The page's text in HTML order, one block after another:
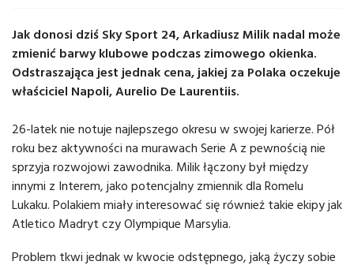
Jak donosi dziś Sky Sport 24, Arkadiusz Milik nadal może
zmienić barwy klubowe podczas zimowego okienka.
Odstraszająca jest jednak cena, jakiej za Polaka oczekuje
właściciel Napoli, Aurelio De Laurentiis.
26-latek nie notuje najlepszego okresu w swojej karierze. Pół
roku bez aktywności na murawach Serie A z pewnością nie
sprzyja rozwojowi zawodnika. Milik łączony był między
innymi z Interem, jako potencjalny zmiennik dla Romelu
Lukaku. Polakiem miały interesować się również takie ekipy jak
Atletico Madryt czy Olympique Marsylia.
Problem tkwi jednak w kwocie odstępnego, jaką życzy sobie